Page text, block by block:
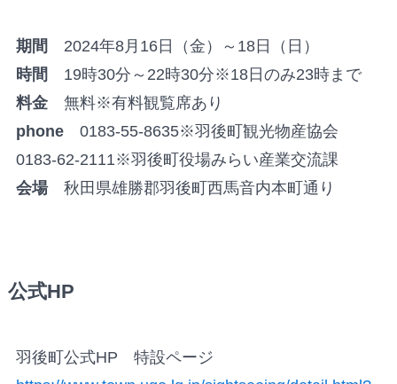
期間 2024年8月16日（金）～18日（日）
時間 19時30分～22時30分※18日のみ23時まで
料金無料※有料観覧席あり
phone0183-55-8635※羽後町観光物産協会
0183-62-2111※羽後町役場みらい産業交流課
会場秋田県雄勝郡羽後町西馬音内本町通り
公式HP
羽後町公式HP 特設ページ